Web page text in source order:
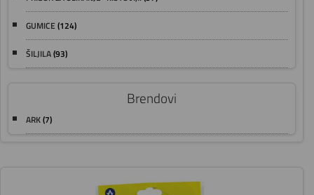
GUMICE (124)
ŠILJILA(93)
Brendovi
ARK(7)